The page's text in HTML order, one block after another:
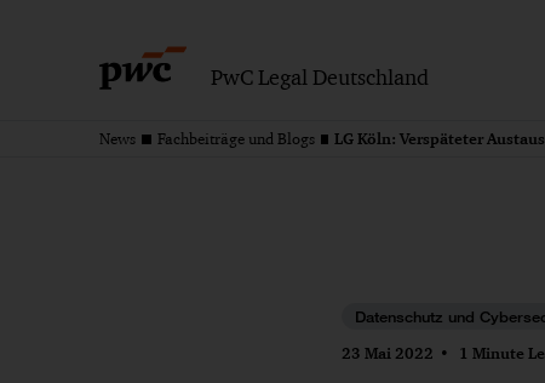
PwC Legal Deutschland
News Fachbeiträge und Blogs
Datenschutz und
23 Mai 2022 1 Minute